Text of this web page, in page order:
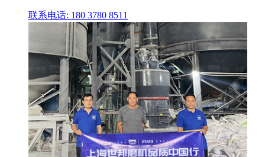
联系电话: 180 3780 8511